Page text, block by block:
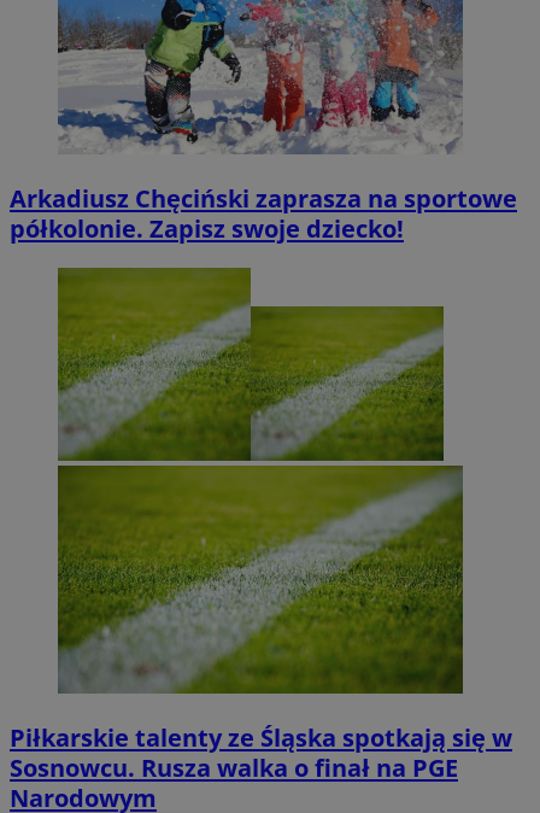
Arkadiusz Chęciński zaprasza na sportowe
półkolonie. Zapisz swoje dziecko!
Piłkarskie talenty ze Śląska spotkają się w
Sosnowcu. Rusza walka o finał na PGE
Narodowym